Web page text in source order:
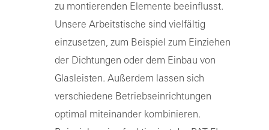
zu montierenden Elemente beeinflusst.
Unsere Arbeitstische sind vielfältig
einzusetzen, zum Beispiel zum Einziehen
der Dichtungen oder dem Einbau von
Glasleisten. Außerdem lassen sich
verschiedene Betriebseinrichtungen
optimal miteinander kombinieren.